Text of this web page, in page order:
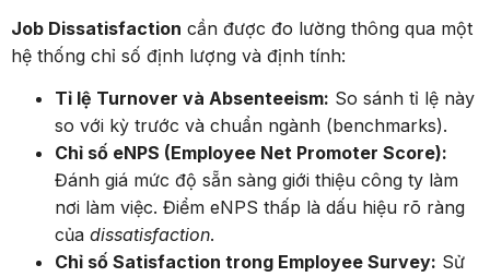
Job Dissatisfaction cần được đo lường thông qua một
hệ thống chỉ số định lượng và định tính:
Tỉ lệ Turnover và Absenteeism: So sánh tỉ lệ này
so với kỳ trước và chuẩn ngành (benchmarks).
Chỉ số eNPS (Employee Net Promoter Score):
Đánh giá mức độ sẵn sàng giới thiệu công ty làm
nơi làm việc. Điểm eNPS thấp là dấu hiệu rõ ràng
của dissatisfaction.
Chỉ số Satisfaction trong Employee Survey: Sử